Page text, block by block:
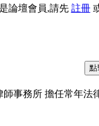
論壇會員,請先 註冊
師事務所 擔任常年法